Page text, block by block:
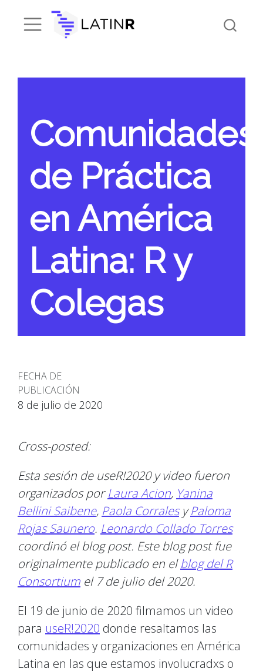
Comunidades
de Práctica
en América
Latina: R y
Colegas
FECHA DE
PUBLICACIÓN
8 de julio de 2020
Cross-posted:
Esta sesión de useR!2020 y video fueron
organizados porLaura Acion, Yanina
Bellini Saibene, Paola CorralesyPaloma
Rojas Saunero. Leonardo Collado Torres
coordinó el blog post. Este blog post fue
originalmente publicado en elblog del R
Consortium el 7 de julio del 2020.
El 19 de junio de 2020 filmamos un video
para useR!2020 donde resaltamos las
comunidades y organizaciones en América
Latina en las que estamos involucradxs o